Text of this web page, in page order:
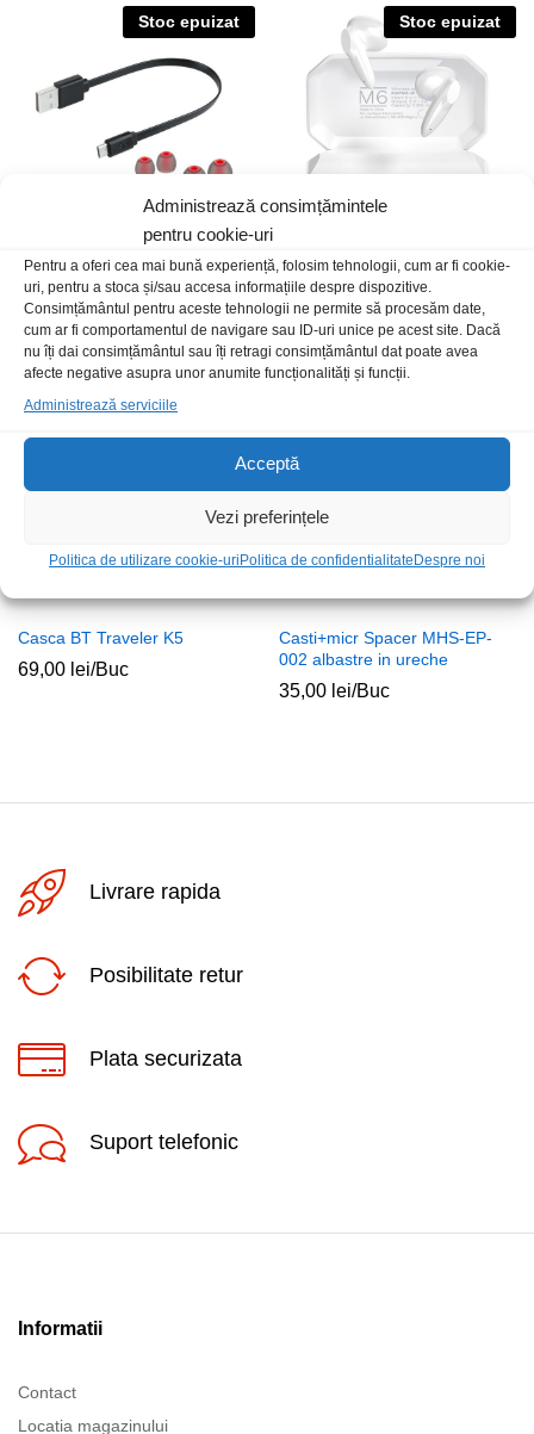
Administrează consimțămintele
pentru cookie-uri
Pentru a oferi cea mai bună experiență, folosim tehnologii, cum ar fi cookie-
uri, pentru a stoca și/sau accesa informațiile despre dispozitive.
Consimțământul pentru aceste tehnologii ne permite să procesăm date,
cum ar fi comportamentul de navigare sau ID-uri unice pe acest site. Dacă
nu îți dai consimțământul sau îți retragi consimțământul dat poate avea
afecte negative asupra unor anumite funcționalități și funcții.
Administrează serviciile
Acceptă
Vezi preferințele
Politica de utilizare cookie-uriPolitica de confidentialitateDespre noi
Stoc epuizat
Casti+micr K&M P80BT in
ureche
99,00lei/Buc
Stoc epuizat
Casti+micr BT 5.1 KM KMPM6
true wireless albe
119,00lei/Buc
Casca BT Traveler K5
69,00 lei/Buc
Casti+micr Spacer MHS-EP-
002 albastre in ureche
35,00 lei/Buc
Livrare rapida
Posibilitate retur
Plata securizata
Suport telefonic
Informatii
Contact
Locatia magazinului